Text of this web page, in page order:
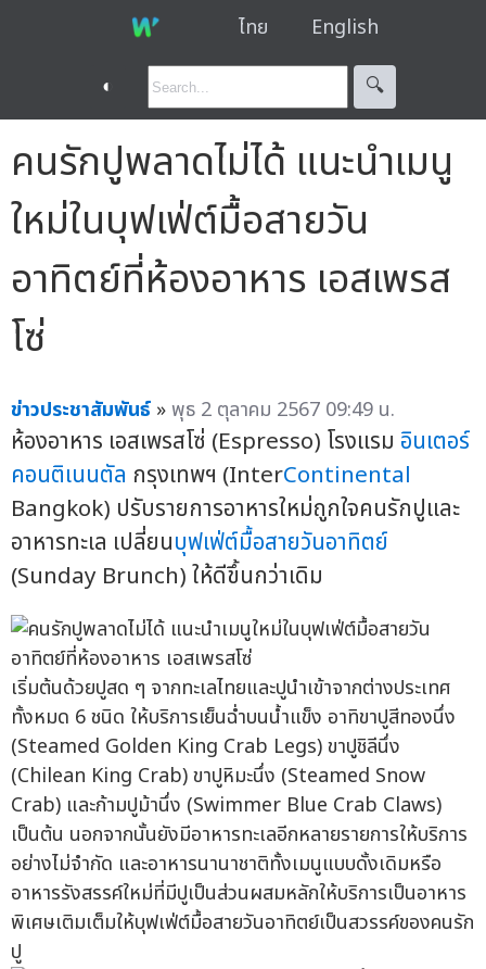
ไทย English
◐ 🔍︎
คนรักปูพลาดไม่ได้ แนะนำเมนู
ใหม่ในบุฟเฟ่ต์มื้อสายวัน
อาทิตย์ที่ห้องอาหาร เอสเพรส
โซ่
ข่าวประชาสัมพันธ์ »พุธ 2 ตุลาคม 2567 09:49 น.
ห้องอาหาร เอสเพรสโซ่ (Espresso) โรงแรม อินเตอร์
คอนติเนนตัล กรุงเทพฯ (InterContinental
Bangkok) ปรับรายการอาหารใหม่ถูกใจคนรักปูและ
อาหารทะเล เปลี่ยนบุฟเฟ่ต์มื้อสายวันอาทิตย์
(Sunday Brunch) ให้ดีขึ้นกว่าเดิม
เริ่มต้นด้วยปูสด ๆ จากทะเลไทยและปูนำเข้าจากต่างประเทศ
ทั้งหมด 6 ชนิด ให้บริการเย็นฉ่ำบนน้ำแข็ง อาทิขาปูสีทองนึ่ง
(Steamed Golden King Crab Legs) ขาปูชิลีนึ่ง
(Chilean King Crab) ขาปูหิมะนึ่ง (Steamed Snow
Crab) และก้ามปูม้านึ่ง (Swimmer Blue Crab Claws)
เป็นต้น นอกจากนั้นยังมีอาหารทะเลอีกหลายรายการให้บริการ
อย่างไม่จำกัด และอาหารนานาชาติทั้งเมนูแบบดั้งเดิมหรือ
อาหารรังสรรค์ใหม่ที่มีปูเป็นส่วนผสมหลักให้บริการเป็นอาหาร
พิเศษเติมเต็มให้บุฟเฟ่ต์มื้อสายวันอาทิตย์เป็นสวรรค์ของคนรัก
ปู